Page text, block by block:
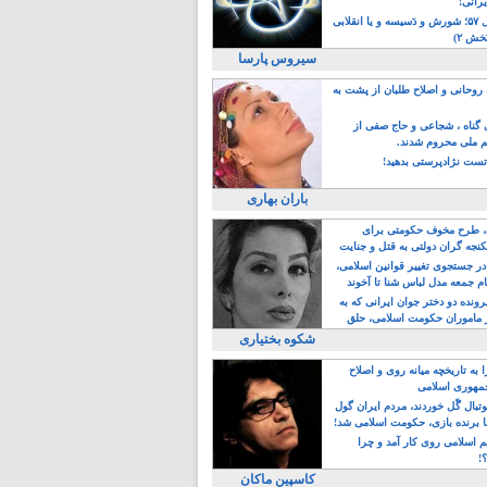
رویداد سال ۵۷؛ شورش و دَسیسه و یا انقلابی
۲)
سیروس پارسا
و اصلاح طلبان از پشت به
گناه ، شجاعی و حاج صفی از
ملی محروم شدند.
نژادپرستی بدهید!
باران بهاری
مخوف حکومتی برای
گران دولتی به قتل و جنایت
جستجوی تغییر قوانین اسلامی،
جمعه مدل لباس شنا تا آخوند
دو دختر جوان ایرانی که به
ماموران حکومت اسلامی، حلق
شکوه بختیاری
به تاریخچه میانه روی و اصلاح
اسلامی
گًل خوردند، مردم ایران گول
برنده بازی، حکومت اسلامی شد!
اسلامی روی کار آمد و چرا
کاسپین ماکان